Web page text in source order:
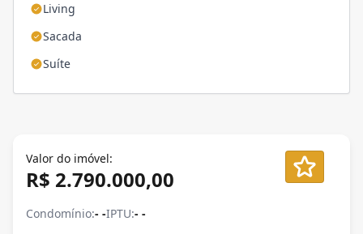
Living
Sacada
Suíte
Valor do imóvel:
R$ 2.790.000,00
Condomínio:- -IPTU:- -